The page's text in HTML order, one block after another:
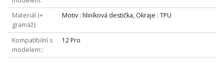
Materiál (+
gramáž)
Motiv : hliníková destička, Okraje : TPU
Kompatibilní s
modelem:
12 Pro